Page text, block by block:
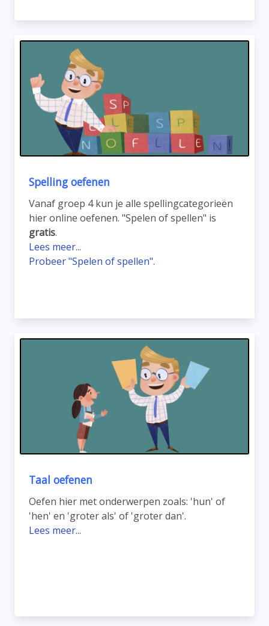
Spelling oefenen
Vanaf groep 4 kun je alle spellingcategorieën
hier online oefenen. "Spelen of spellen" is
gratis.
Lees meer...
Probeer "Spelen of spellen".
Taal oefenen
Oefen hier met onderwerpen zoals: 'hun' of
'hen' en 'groter als' of 'groter dan'.
Lees meer...